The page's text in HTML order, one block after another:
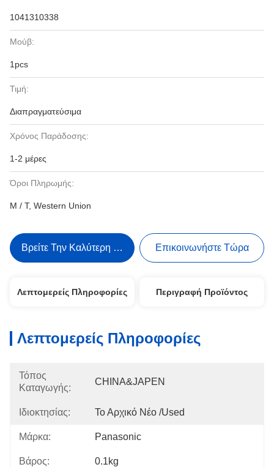
1041310338
Μούβ:
1pcs
Τιμή:
Διαπραγματεύσιμα
Χρόνος Παράδοσης:
1-2 μέρες
Όροι Πληρωμής:
Μ / Τ, Western Union
Βρείτε Την Καλύτερη Τιμή Επικοινωνήστε Τώρα
Λεπτομερείς Πληροφορίες Περιγραφή Προϊόντος
Λεπτομερείς Πληροφορίες
Τόπος
Καταγωγής:
CHINA&JAPEN
Ιδιοκτησίας: Το Αρχικό Νέο /used
Μάρκα: Panasonic
Βάρος: 0.1kg